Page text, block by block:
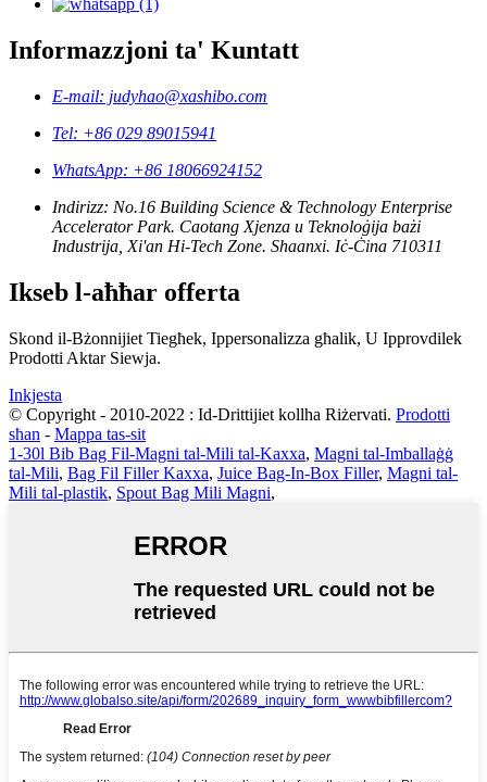
Informazzjoni ta' Kuntatt
E-mail: judyhao@xashibo.com
Tel: +86 029 89015941
WhatsApp: +86 18066924152
Indirizz: No.16 Building Science & Technology Enterprise
Accelerator Park. Caotang Xjenza u Teknoloġija bażi
Industrija, Xi'an Hi-Tech Zone. Shaanxi. Iċ-Ċina 710311
Ikseb l-aħħar offerta
Skond il-Bżonnijiet Tiegħek, Ippersonalizza għalik, U Ipprovdilek
Prodotti Aktar Siewja.
Inkjesta
© Copyright - 2010-2022 : Id-Drittijiet kollha Riżervati. Prodotti
sħan - Mappa tas-sit
1-30l Bib Bag Fil-Magni tal-Mili tal-Kaxxa, Magni tal-Imballaġġ
tal-Mili, Bag Fil Filler Kaxxa, Juice Bag-In-Box Filler, Magni tal-
Mili tal-plastik, Spout Bag Mili Magni,